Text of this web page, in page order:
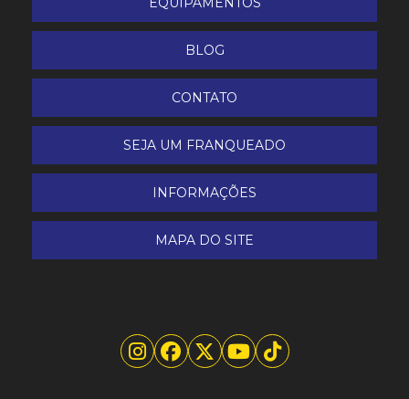
BLOG
CONTATO
SEJA UM FRANQUEADO
INFORMAÇÕES
MAPA DO SITE